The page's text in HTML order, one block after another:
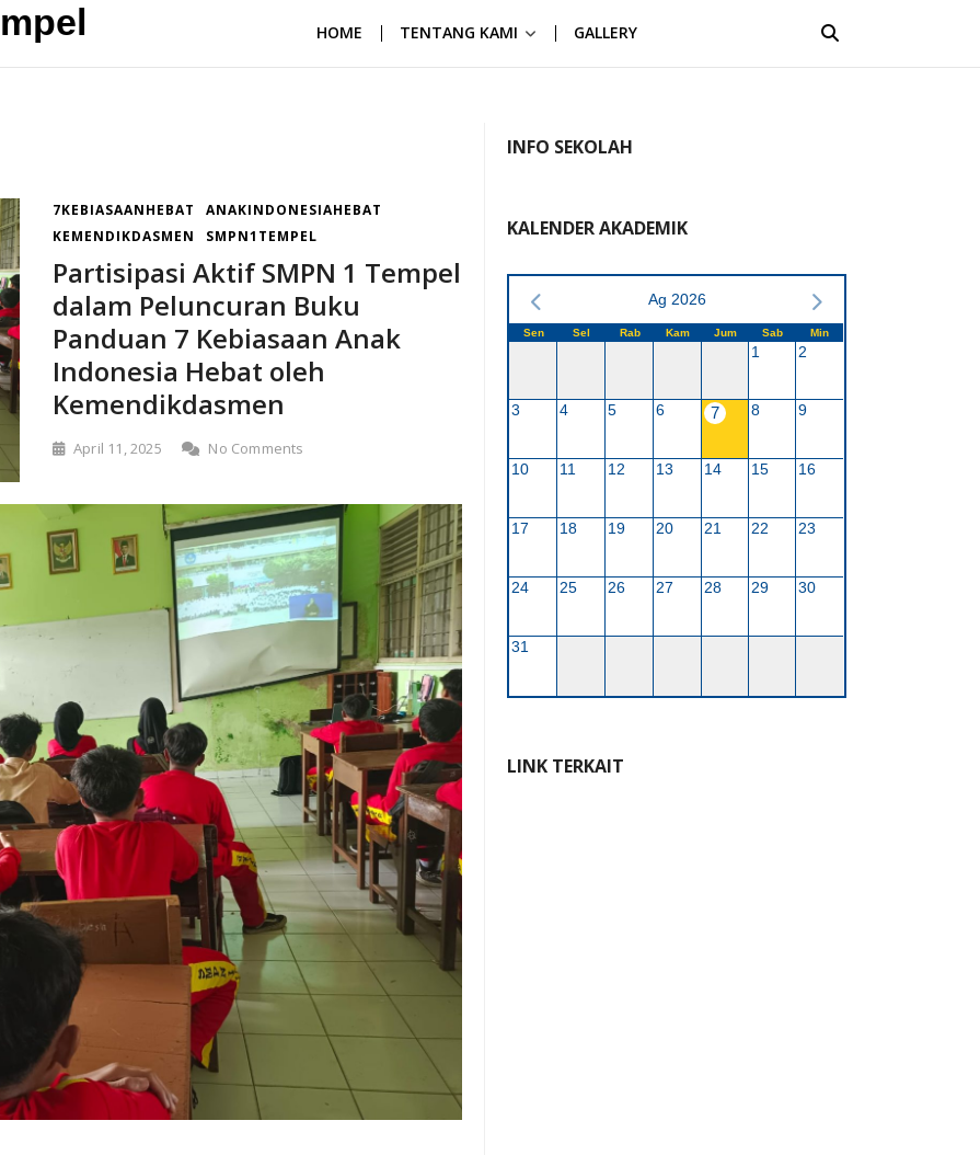
HOME TENTANG KAMI GALLERY
7KEBIASAANHEBAT
ANAKINDONESIAHEBAT
KEMENDIKDASMEN
SMPN1TEMPEL
Partisipasi Aktif SMPN 1 Tempel
dalam Peluncuran Buku
Panduan 7 Kebiasaan Anak
Indonesia Hebat oleh
Kemendikdasmen
April 11, 2025 No Comments
INFO SEKOLAH
KALENDER AKADEMIK
Ag 2026
Sen Sel Rab Kam Jum Sab Min
1 2
3 4 5 6 7 8 9
10 11 12 13 14 15 16
17 18 19 20 21 22 23
24 25 26 27 28 29 30
31
LINK TERKAIT